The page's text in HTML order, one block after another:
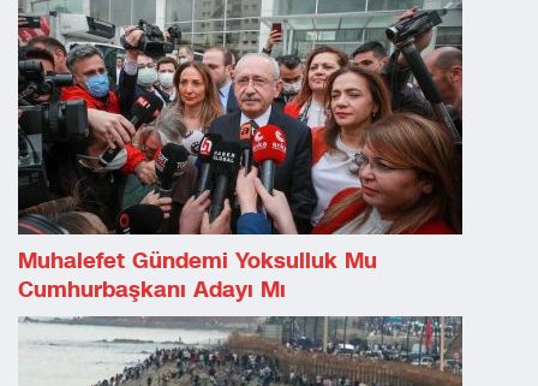
Muhalefet Gündemi Yoksulluk Mu
Cumhurbaşkanı Adayı Mı